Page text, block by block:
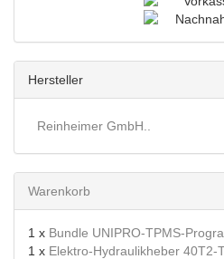
Hersteller
Reinheimer GmbH..
Warenkorb
1 x Bundle UNIPRO-TPMS-
1 x Elektro-Hydraulikheber 40T2-